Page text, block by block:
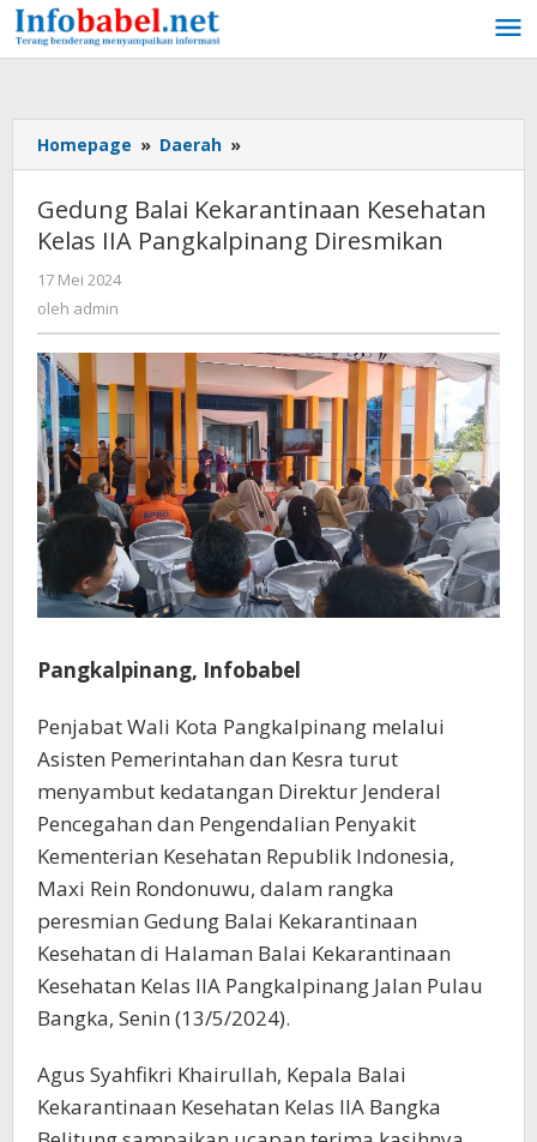
Lewati
ke
konten
Homepage » Daerah »
Balai
Kesehatan
Kelas
Gedung Balai Kekarantinaan Kesehatan
Kelas IIA Pangkalpinang Diresmikan
17 Mei 2024
oleh admin
Pangkalpinang, Infobabel
Penjabat Wali Kota Pangkalpinang melalui
Asisten Pemerintahan dan Kesra turut
menyambut kedatangan Direktur Jenderal
Pencegahan dan Pengendalian Penyakit
Kementerian Kesehatan Republik Indonesia,
Maxi Rein Rondonuwu, dalam rangka
peresmian Gedung Balai Kekarantinaan
Kesehatan di Halaman Balai Kekarantinaan
Kesehatan Kelas IIA Pangkalpinang Jalan Pulau
Bangka, Senin (13/5/2024).
Agus Syahfikri Khairullah, Kepala Balai
Kekarantinaan Kesehatan Kelas IIA Bangka